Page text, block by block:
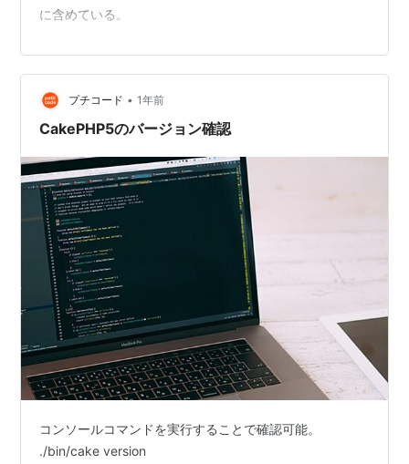
に含めている。
プチコード • 1年前
CakePHP5のバージョン確認
コンソールコマンドを実行することで確認可能。
./bin/cake version